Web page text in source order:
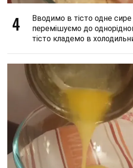
4
Вводимо в тісто одне
перемішуємо до
тісто кладемо в